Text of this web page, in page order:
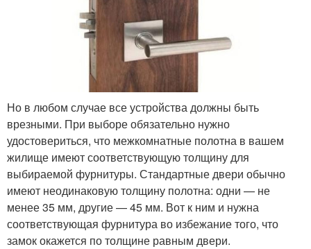
Но в любом случае все устройства должны быть
врезными. При выборе обязательно нужно
удостовериться, что межкомнатные полотна в вашем
жилище имеют соответствующую толщину для
выбираемой фурнитуры. Стандартные двери обычно
имеют неодинаковую толщину полотна: одни — не
менее 35 мм, другие — 45 мм. Вот к ним и нужна
соответствующая фурнитура во избежание того, что
замок окажется по толщине равным двери.